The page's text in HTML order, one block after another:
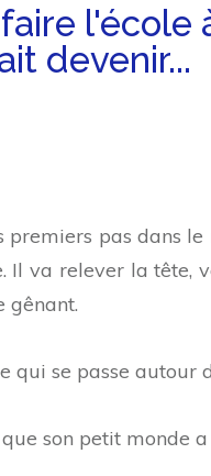
aire l'école
devenir...
premiers pas dans
Il va relever la tête,
gênant.
qui se passe autour
son petit monde